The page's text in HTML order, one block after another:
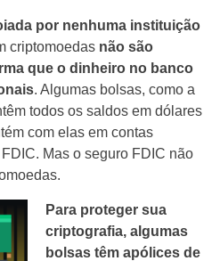
por nenhuma instituição
criptomoedas não são
que o dinheiro no banco
. Algumas bolsas, como a
todos os saldos em dólares
com elas em contas
Mas o seguro FDIC não
Para proteger sua
criptografia, algumas
bolsas têm apólices de